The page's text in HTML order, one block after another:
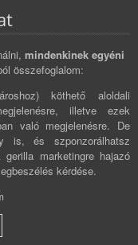
mindenkinek egyéni
összefoglalom:
köthető aloldali
illetve ezek
való megjelenésre. De
is, és szponzorálhatsz
marketingre hajazó
kérdése.